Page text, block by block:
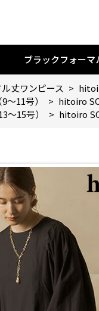
ブラックフォーマ
丈ワンピース >
～11号） > hitoiro
～15号） > hitoiro